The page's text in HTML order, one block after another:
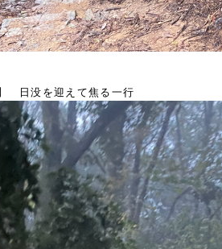
】 日没を迎えて焦る一行